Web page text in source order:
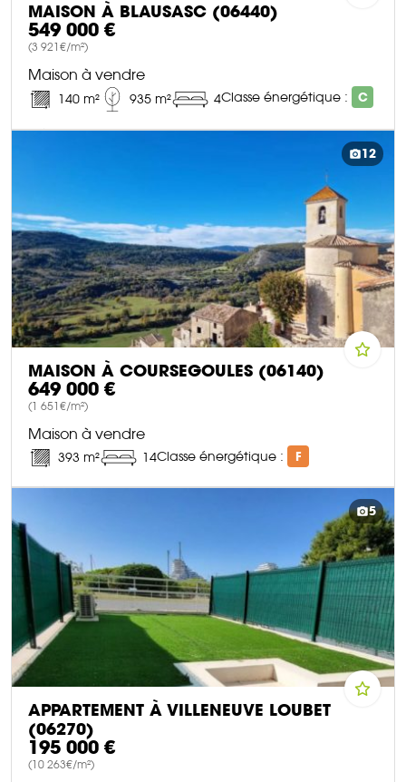
MAISON À BLAUSASC (06440)
549 000 €
(3 921€/m²)
Maison à vendre
140 m² 935 m² 4Classe énergétique : C
12
MAISON À COURSEGOULES (06140)
649 000 €
(1 651€/m²)
Maison à vendre
393 m² 14Classe énergétique : F
5
APPARTEMENT À VILLENEUVE LOUBET
(06270)
195 000 €
(10 263€/m²)